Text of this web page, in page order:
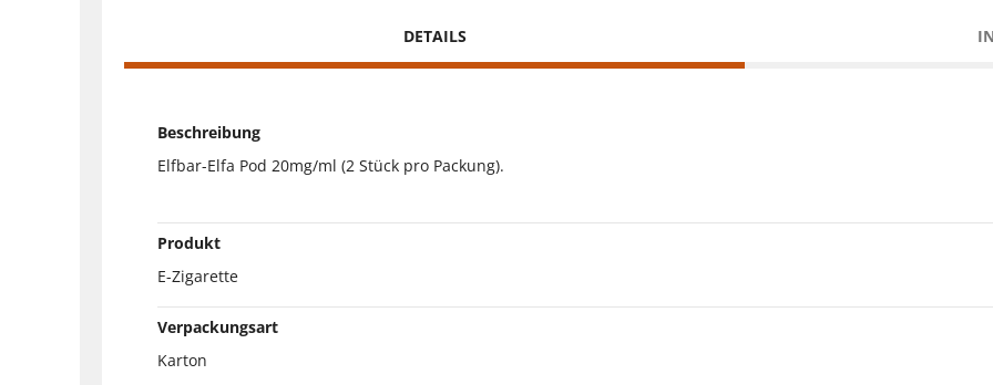
DETAILS
Beschreibung
Elfbar-Elfa Pod 20mg/ml (2 Stück pro Packung).
Produkt
E-Zigarette
Verpackungsart
Karton